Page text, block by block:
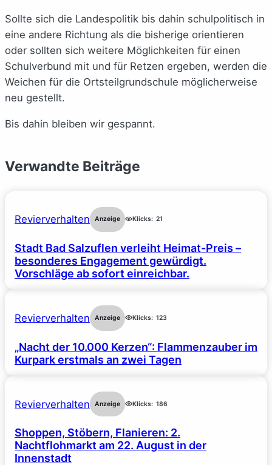
Sollte sich die Landespolitik bis dahin schulpolitisch in
eine andere Richtung als die bisherige orientieren
oder sollten sich weitere Möglichkeiten für einen
Schulverbund mit und für Retzen ergeben, werden die
Weichen für die Ortsteilgrundschule möglicherweise
neu gestellt.
Bis dahin bleiben wir gespannt.
Verwandte Beiträge
Revierverhalten Anzeige Klicks: 21
Stadt Bad Salzuflen verleiht Heimat-Preis –
besonderes Engagement gewürdigt.
Vorschläge ab sofort einreichbar.
Revierverhalten Anzeige Klicks: 123
„Nacht der 10.000 Kerzen“: Flammenzauber im
Kurpark erstmals an zwei Tagen
Revierverhalten Anzeige Klicks: 186
Shoppen, Stöbern, Flanieren: 2.
Nachtflohmarkt am 22. August in der
Innenstadt